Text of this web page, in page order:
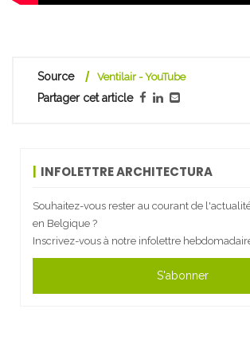
Source Ventilair - YouTube
Partager cet article
INFOLETTRE ARCHITECTURA
Souhaitez-vous rester au courant de
en Belgique ?
Inscrivez-vous à notre infolettre
S'abonner